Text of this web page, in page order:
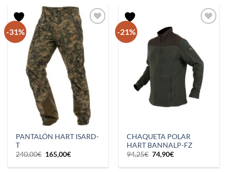
73,50€.49,90€.
-31%
PANTALÓN HART ISARD-
T
240,00€ El
precio
original
165,00€El
actual
-21%
CHAQUETA POLAR
HART BANNALP-FZ
94,25€ El
precio
original
74,90€El
actual